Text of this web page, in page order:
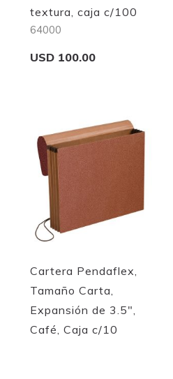
textura, caja c/100
64000
USD 100.00
Quickview
Cartera Pendaflex,
Tamaño Carta,
Expansión de 3.5",
Café, Caja c/10